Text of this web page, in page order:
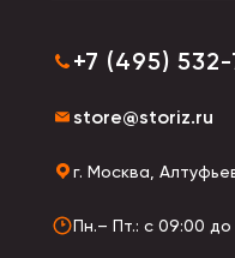
+7 (495)
store@storiz.ru
г. Москва,
Пн.– Пт.: с 09:00 до